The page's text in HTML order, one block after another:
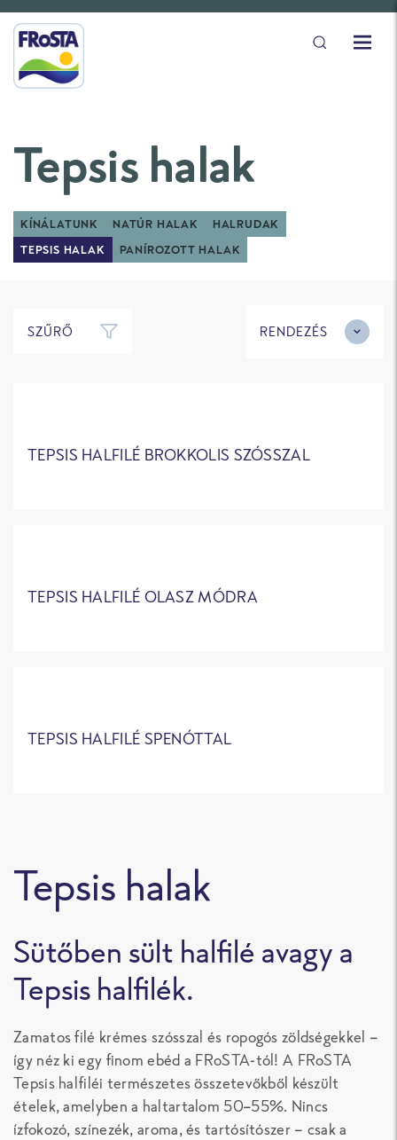
Tepsis halak
KÍNÁLATUNK NATÚR HALAK
HALRUDAK
TEPSIS HALAK
PANÍROZOTT HALAK
SZŰRŐ RENDEZÉS
TEPSIS HALFILÉ BROKKOLIS SZÓSSZAL
TEPSIS HALFILÉ OLASZ MÓDRA
TEPSIS HALFILÉ SPENÓTTAL
Tepsis halak
Sütőben sült halfilé avagy a
Tepsis halfilék.
Zamatos filé krémes szósszal és ropogós zöldségekkel –
így néz ki egy finom ebéd a FRoSTA-tól! A FRoSTA
Tepsis halfiléi természetes összetevőkből készült
ételek, amelyben a haltartalom 50–55%. Nincs
ízfokozó, színezék, aroma, és tartósítószer – csak a